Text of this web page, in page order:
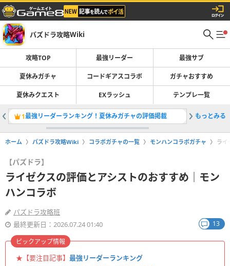
パズドラ攻略Wiki
攻略TOP 最強リーダー 最強サブ
夏休みガチャ コードギアスコラボ ガチャおすすめ
夏休みクエスト EXラッシュ テンプレ一覧
1最強リーダーランキング！夏休みガチャの評価掲載 2コード
もっとみる
ホーム パズドラ攻略Wiki コラボガチャの一覧 モンハンコラボガチャ ライ
【パズドラ】
ライゼクスの評価とアシストのおすすめ｜モン
ハンコラボ
パズドラ攻略班
最終更新日：2026.07.24 01:40
13
★【要注目記事】 最強リーダーランキング
ピックアップ情報